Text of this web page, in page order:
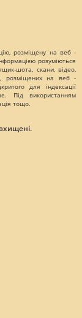
розміщену на веб -
розуміються
шота, скани, відео,
розміщених на веб -
для індексації
Під використанням
тощо.